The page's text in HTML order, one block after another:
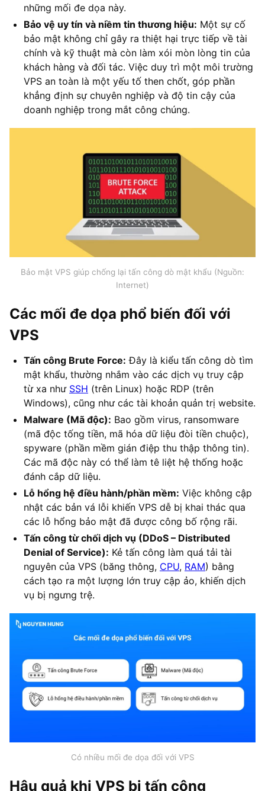
những mối đe dọa này.
Bảo vệ uy tín và niềm tin thương hiệu: Một sự cố
bảo mật không chỉ gây ra thiệt hại trực tiếp về tài
chính và kỹ thuật mà còn làm xói mòn lòng tin của
khách hàng và đối tác. Việc duy trì một môi trường
VPS an toàn là một yếu tố then chốt, góp phần
khẳng định sự chuyên nghiệp và độ tin cậy của
doanh nghiệp trong mắt công chúng.
Bảo mật VPS giúp chống lại tấn công dò mật khẩu (Nguồn:
Internet)
Các mối đe dọa phổ biến đối với
VPS
Tấn công Brute Force: Đây là kiểu tấn công dò tìm
mật khẩu, thường nhắm vào các dịch vụ truy cập
từ xa như SSH (trên Linux) hoặc RDP (trên
Windows), cũng như các tài khoản quản trị website.
Malware (Mã độc): Bao gồm virus, ransomware
(mã độc tống tiền, mã hóa dữ liệu đòi tiền chuộc),
spyware (phần mềm gián điệp thu thập thông tin).
Các mã độc này có thể làm tê liệt hệ thống hoặc
đánh cắp dữ liệu.
Lỗ hổng hệ điều hành/phần mềm: Việc không cập
nhật các bản vá lỗi khiến VPS dễ bị khai thác qua
các lỗ hổng bảo mật đã được công bố rộng rãi.
Tấn công từ chối dịch vụ (DDoS – Distributed
Denial of Service): Kẻ tấn công làm quá tải tài
nguyên của VPS (băng thông, CPU, RAM) bằng
cách tạo ra một lượng lớn truy cập ảo, khiến dịch
vụ bị ngưng trệ.
Có nhiều mối đe dọa đối với VPS
Hậu quả khi VPS bị tấn công